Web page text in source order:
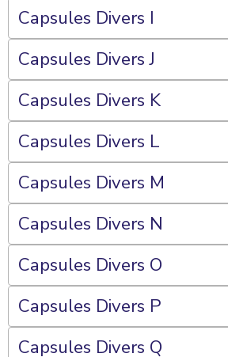
Capsules Divers I
Capsules Divers J
Capsules Divers K
Capsules Divers L
Capsules Divers M
Capsules Divers N
Capsules Divers O
Capsules Divers P
Capsules Divers Q